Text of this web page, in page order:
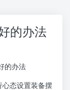
的办法
的办法
心态设置装备摆